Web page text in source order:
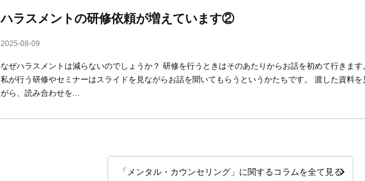
ハラスメントの研修依頼が増えています②
2025-08-09
なぜハラスメントは減らないのでしょうか？ 研修を行うときはそのあたりからお話を初めて行きます
私が行う研修やセミナーはスライドを見ながらお話を聞いてもらうというかたちです。 渡した資料を
がら、読み合わせを...
「メンタル・カウンセリング」に関するコラムを全て見る